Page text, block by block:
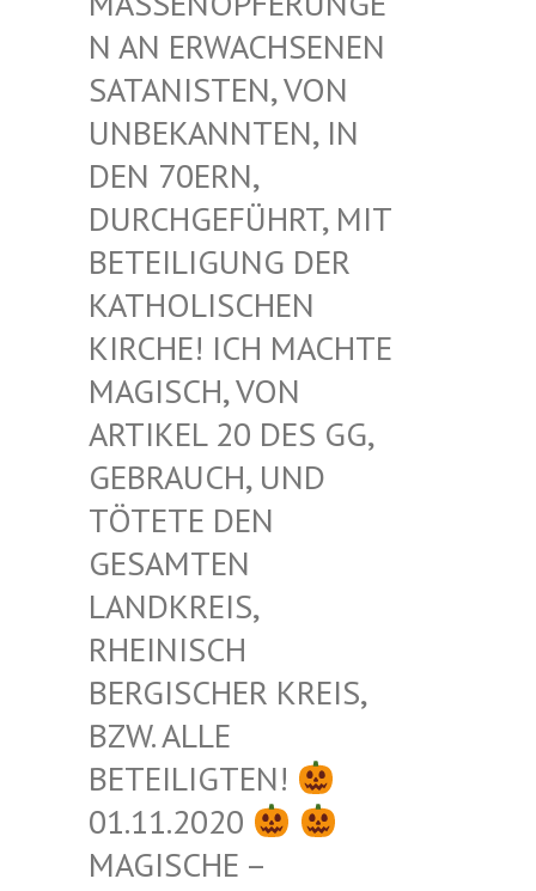
AN ERWACHSENEN S
ATANISTEN, VON U
NBEKANNTEN, IN D
EN 70ERN, D
URCHGEFÜHRT, MIT B
ETEILIGUNG DER K
ATHOLISCHEN K
IRCHE! ICH MACHTE M
AGISCH, VON A
RTIKEL 20 DES GG, G
EBRAUCH, UND T
ÖTETE DEN G
ESAMTEN L
ANDKREIS, R
HEINISCH B
ERGISCHER KREIS, B
ZW. ALLE B
ETEILIGTEN!
01.11.2020
MAGISCHE –